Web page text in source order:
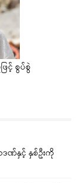
င့် စွပ်စွဲ
ဏ်နှင့် နှစ်ဦးကို